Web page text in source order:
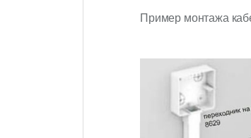
Пример монтажа